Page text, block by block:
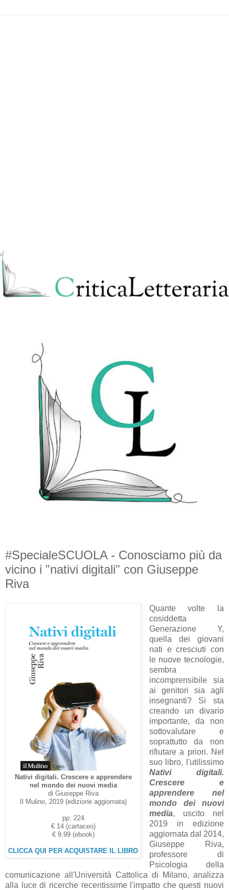
#SpecialeSCUOLA - Conosciamo più da
vicino i "nativi digitali" con Giuseppe
Riva
Nativi digitali. Crescere e apprendere
nel mondo dei nuovi media
di Giuseppe Riva
Il Mulino, 2019 (edizione aggiornata)
pp. 224
€ 14 (cartaceo)
€ 9,99 (ebook)
CLICCA QUI PER ACQUISTARE IL LIBRO
Quante volte la
cosiddetta
Generazione Y,
quella dei giovani
nati e cresciuti con
le nuove tecnologie,
sembra
incomprensibile sia
ai genitori sia agli
insegnanti? Si sta
creando un divario
importante, da non
sottovalutare e
soprattutto da non
rifiutare a priori. Nel
suo libro, l'utilissimo
Nativi digitali.
Crescere e
apprendere nel
mondo dei nuovi
media, uscito nel
2019 in edizione
aggiornata dal 2014,
Giuseppe Riva,
professore di
Psicologia della
comunicazione all'Università Cattolica di Milano, analizza
alla luce di ricerche recentissime l'impatto che questi nuovi